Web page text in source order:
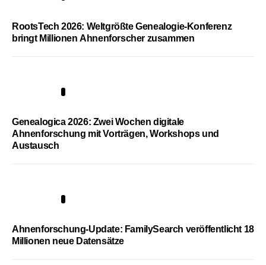
RootsTech 2026: Weltgrößte Genealogie-Konferenz
bringt Millionen Ahnenforscher zusammen
Genealogica 2026: Zwei Wochen digitale
Ahnenforschung mit Vorträgen, Workshops und
Austausch
Ahnenforschung-Update: FamilySearch veröffentlicht 18
Millionen neue Datensätze